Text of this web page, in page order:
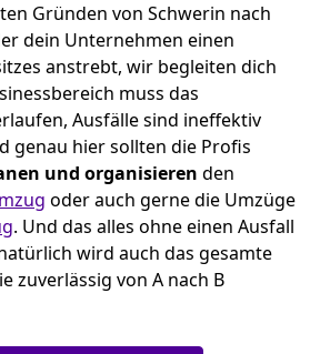
Gründen von Schwerin nach
dein Unternehmen einen
anstrebt, wir begleiten dich
muss das
Ausfälle sind ineffektiv
genau hier sollten die Profis
und organisieren den
oder auch gerne die Umzüge
. Und das alles ohne einen Ausfall
wird auch das gesamte
zuverlässig von A nach B